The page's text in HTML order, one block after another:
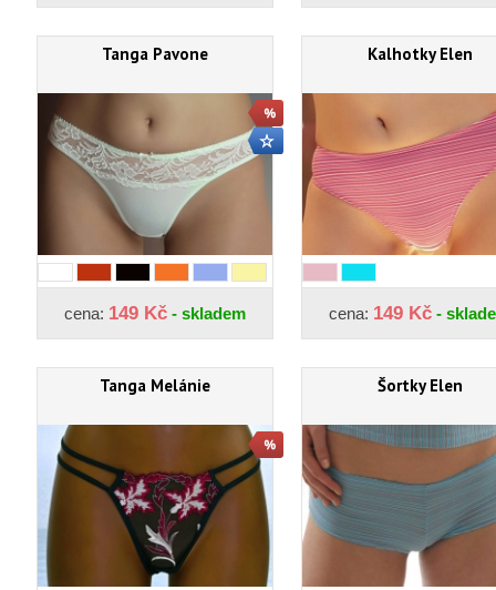
Tanga Pavone
cena: 149 Kč - skladem
Kalhotky Elen
cena: 149 Kč -
Tanga Melánie Šortky Elen